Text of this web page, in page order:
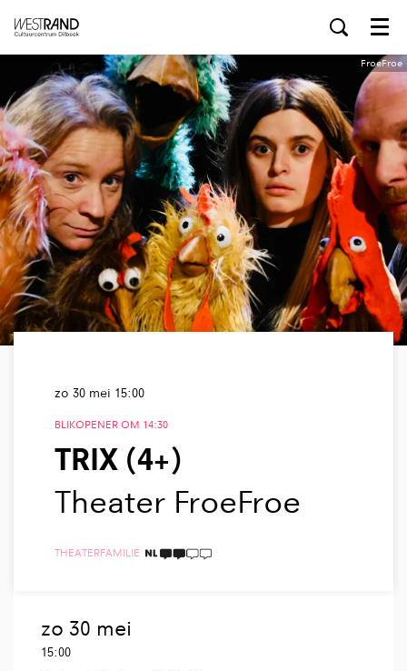
Menu
FroeFroe
TRIX (4+)
Theater FroeFroe
BLIKOPENER OM 14:30
zo 30 mei 15:00
THEATERFAMILIE 2 TAALICONEN
zo 30 mei
15:00